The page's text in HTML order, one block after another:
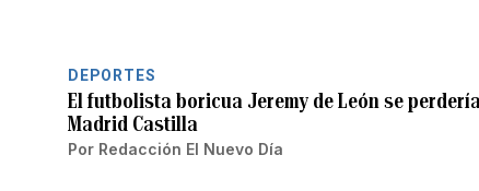
DEPORTES
El futbolista boricua Jeremy de León se
Madrid Castilla
Por Redacción El Nuevo Día